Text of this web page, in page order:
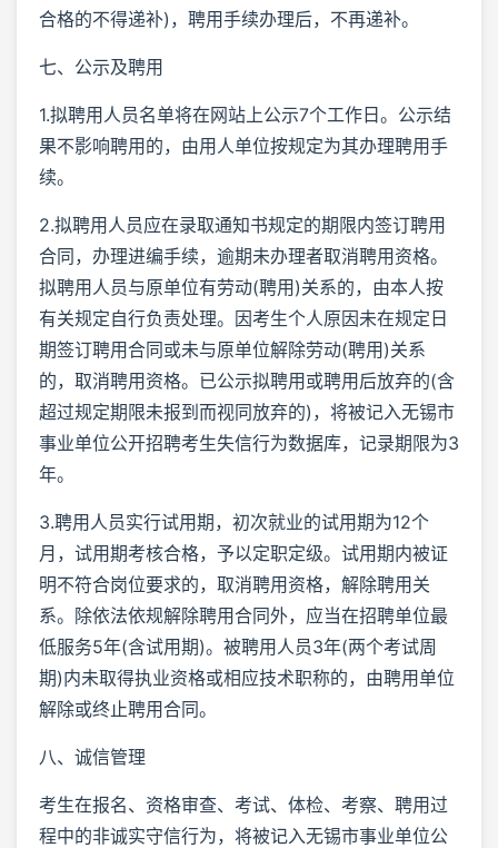
合格的不得递补)，聘用手续办理后，不再递补。
七、公示及聘用
1.拟聘用人员名单将在网站上公示7个工作日。公示结
果不影响聘用的，由用人单位按规定为其办理聘用手
续。
2.拟聘用人员应在录取通知书规定的期限内签订聘用
合同，办理进编手续，逾期未办理者取消聘用资格。
拟聘用人员与原单位有劳动(聘用)关系的，由本人按
有关规定自行负责处理。因考生个人原因未在规定日
期签订聘用合同或未与原单位解除劳动(聘用)关系
的，取消聘用资格。已公示拟聘用或聘用后放弃的(含
超过规定期限未报到而视同放弃的)，将被记入无锡市
事业单位公开招聘考生失信行为数据库，记录期限为3
年。
3.聘用人员实行试用期，初次就业的试用期为12个
月，试用期考核合格，予以定职定级。试用期内被证
明不符合岗位要求的，取消聘用资格，解除聘用关
系。除依法依规解除聘用合同外，应当在招聘单位最
低服务5年(含试用期)。被聘用人员3年(两个考试周
期)内未取得执业资格或相应技术职称的，由聘用单位
解除或终止聘用合同。
八、诚信管理
考生在报名、资格审查、考试、体检、考察、聘用过
程中的非诚实守信行为，将被记入无锡市事业单位公